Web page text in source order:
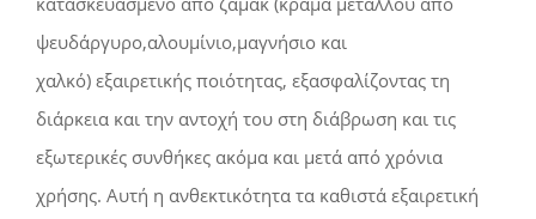
ψευδάργυρο,αλουμίνιο,μαγνήσιο και
χαλκό) εξαιρετικής ποιότητας, εξασφαλίζοντας τη
διάρκεια και την αντοχή του στη διάβρωση και τις
εξωτερικές συνθήκες ακόμα και μετά από χρόνια
χρήσης. Αυτή η ανθεκτικότητα τα καθιστά εξαιρετική